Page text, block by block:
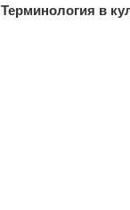
Терминология в